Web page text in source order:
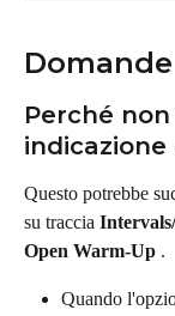
Perché
indicazione
Questo potrebbe
su traccia
Open Warm-Up .
Quando